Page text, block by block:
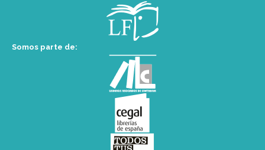
Somos parte de: